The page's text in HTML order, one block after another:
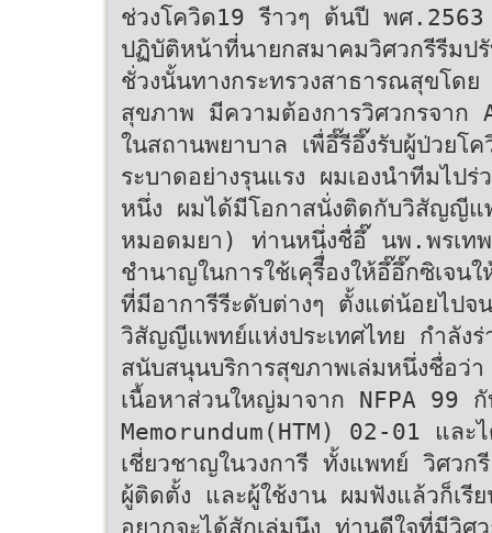
ช่วงโควิด19 รีาวๆ ต้นปี พศ.2563
ปฏิบัติหน้าที่นายกสมาคมวิศวกรีรีม
ชั่วงนั้นทางกระทรวงสาธารณสุขโด
สุขภาพ มีความต้องการวิศวกรจาก
ในสถานพยาบาล เพื่อึ๊รีอึ๊งรับผู้ป่วยโ
ระบาดอย่างรุนแรง ผมเองนำทีมไป
หนึ่ง ผมได้มีโอกาสนั่งติดกับวิสัญญี
หมอดมยา) ท่านหนึ่งชื่อึ๊ นพ.พรเทพ
ชำนาญในการใช้เคุรีื่องให้อึ๊อึ๊กซิเจ
ที่มีอาการีรีะดับต่างๆ ตั้งแต่น้อยไป
วิสัญญีแพทย์แห่งประเทศไทย กำลังร่
สนับสนุนบริการสุขภาพเล่มหนึ่งชื่อว่
เนื้อหาส่วนใหญ่มาจาก NFPA
Memorundum(HTM) 02-01 และ
เชี่ยวชาญในวงการี ทั้งแพทย์ วิศว
ผู้ติดตั้ง และผู้ใช้งาน ผมฟังแล้วก็เรี
อยากจะได้สักเล่มนึง ท่านดีใจที่มีวิศ